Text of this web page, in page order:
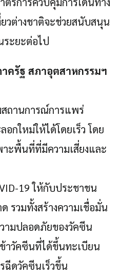
วต่างชาติจะช่วยสนับสนุน
ระยะต่อไป
ครัฐ สภาอุตสาหกรรมฯ
สถานการณ์การแพร่
อกใหม่ให้ได้โดยเร็ว โดย
ะพื้นที่ที่มีความเสี่ยงและ
19 ให้กับประชาชน
รวมทั้งสร้างความเชื่อมั่น
ามปลอดภัยของวัคซีน
าวัคซีนที่ได้ขึ้นทะเบียน
ฉีดวัคซีนเร็วขึ้น